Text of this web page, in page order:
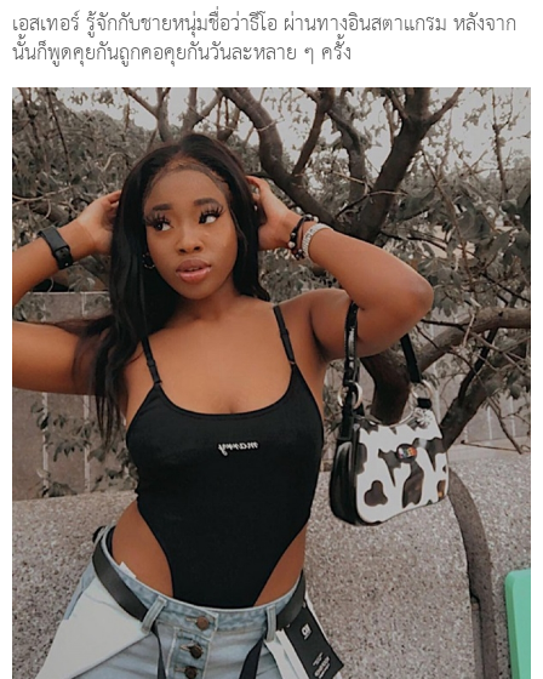
เอสเทอร์ รู้จักกับชายหนุ่มชื่อว่าธีโอ ผ่านทางอินสตาแกรม หลังจาก
นั้นก็พูดคุยกันถูกคอคุยกันวันละหลาย ๆ ครั้ง